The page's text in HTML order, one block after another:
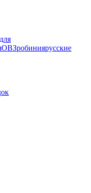
для
ОВЗробиниярусские